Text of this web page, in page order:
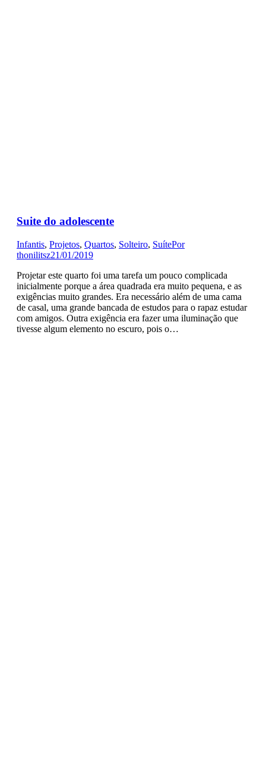
Suite do adolescente
Infantis, Projetos, Quartos, Solteiro, SuítePor
thonilitsz21/01/2019
Projetar este quarto foi uma tarefa um pouco complicada
inicialmente porque a área quadrada era muito pequena, e as
exigências muito grandes. Era necessário além de uma cama
de casal, uma grande bancada de estudos para o rapaz estudar
com amigos. Outra exigência era fazer uma iluminação que
tivesse algum elemento no escuro, pois o…